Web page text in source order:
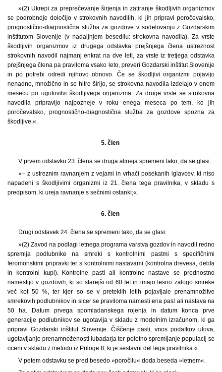
»(2) Ukrepi za preprečevanje širjenja in zatiranje škodljivih organizmov
se podrobneje določijo v strokovnih navodilih, ki jih pripravi poročevalsko,
prognostično-diagnostična služba za gozdove v sodelovanju z Gozdarskim
inštitutom Slovenije (v nadaljnjem besedilu: strokovna navodila). Za vrste
škodljivih organizmov iz drugega odstavka prejšnjega člena ustreznost
strokovnih navodil najmanj enkrat na dve leti, za vrste iz tretjega odstavka
prejšnjega člena pa praviloma vsako leto, preveri Gozdarski inštitut Slovenije
in po potrebi odredi njihovo obnovo. Če se škodljivi organizmi pojavijo
nenadno, množično in se hitro širijo, se strokovna navodila izdelajo v enem
mesecu po ugotovitvi škodljivega organizma. Za druge vrste se strokovna
navodila pripravijo najpozneje v roku enega meseca po tem, ko jih
poročevalsko, prognostično-diagnostična služba za gozdove spozna za
škodljive.«.
5. člen
V prvem odstavku 23. člena se druga alineja spremeni tako, da se glasi:
»– z ustreznim ravnanjem z vejami in vrhači posekanih iglavcev, ki niso
napadeni s škodljivimi organizmi iz 21. člena tega pravilnika, v skladu s
predpisom, ki ureja ravnanje s sečnimi ostanki;«.
6. člen
Drugi odstavek 24. člena se spremeni tako, da se glasi:
»(2) Zavod na podlagi letnega programa varstva gozdov in navodil redno
spremlja podlubnike na smreki s kontrolnimi pastmi s specifičnimi
feromonskimi pripravki ter s kontrolnimi nastavami (kontrolna drevesa, debla
in kontrolni kupi). Kontrolne pasti ali kontrolne nastave se prednostno
namestijo v gozdovih, ki so starejši od 60 let in imajo lesno zalogo smreke
več kot 50 %, ter kjer so se v preteklih letih pojavljale prenamnožitve
smrekovih podlubnikov in sicer se praviloma namesti ena past ali nastava na
50 ha. Datum prvega spomladanskega rojenja in datum konca prve
generacije podlubnikov se ugotavlja v skladu z modelnim izračunom, ki ga
pripravi Gozdarski inštitut Slovenije. Čiščenje pasti, vnos podatkov ulova,
ugotavljanje prenamnoženosti lubadarja ter poletno spremljanje populacij se
oceni v skladu z metodo iz Priloge 8, ki je sestavni del tega pravilnika.«.
V petem odstavku se pred besedo »poročilu« doda beseda »letnem«.